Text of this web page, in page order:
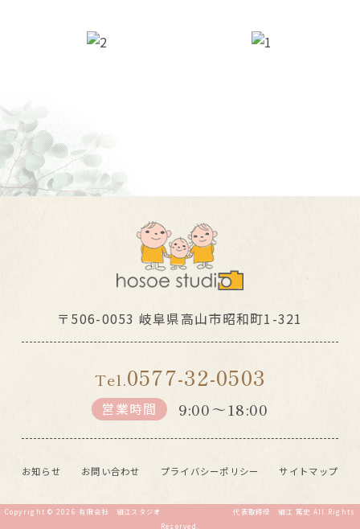
〒506-0053 岐阜県高山市昭和町1-321
Tel.0577-32-0503
営業時間 9:00～18:00
お知らせ お問い合わせ プライバシーポリシー サイトマップ
Copyright © 2026 有限会社 細江スタジオ 代表取締役 細江 篤史 All Rights
Reserved.